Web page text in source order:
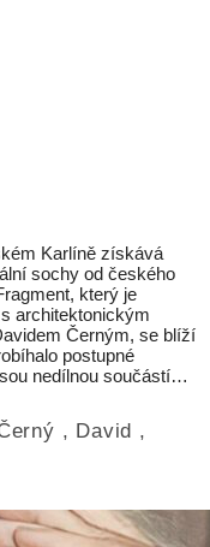
Karlíně získává
sochy od českého
který je
architektonickým
Černým, se blíží
postupné
nedílnou součástí…
, David ,